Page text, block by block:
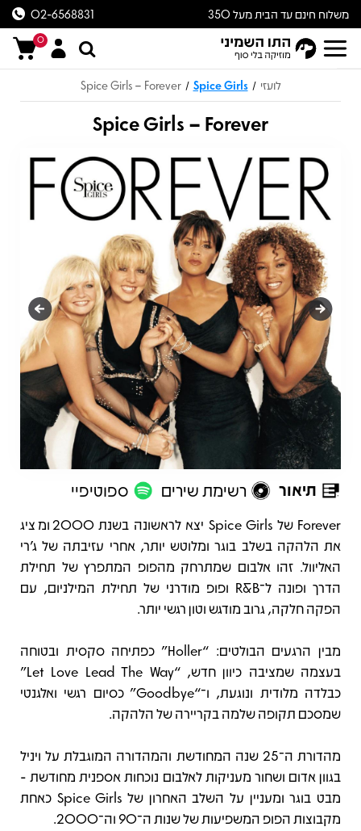
משלוח חינם עד הבית מעל 350
ש״ח
02-6568831
0
לועזי /
Spice Girls
/
Spice Girls – Forever
Spice Girls – Forever
תיאור רשימת שירים ספוטיפיי
תיאור
Forever של Spice Girls יצא לראשונה בשנת 2000 ומציג
את הלהקה בשלב בוגר ומלוטש יותר, אחרי עזיבתה של ג’רי
האליוול. זהו אלבום שמתרחק מהפופ המתפרץ של תחילת
הדרך ופונה ל־R&B ופופ מודרני של תחילת המילניום, עם
הפקה חלקה, גרוב מודגש וטון רגשי יותר.
מבין הרגעים הבולטים: “Holler” כפתיחה סקסית ובטוחה
בעצמה שמציבה כיוון חדש, “Let Love Lead The Way”
כבלדה מלודית ונוגעת, ו־“Goodbye” כסיום רגשי ואלגנטי
שמסכם תקופה שלמה בקריירה של הלהקה.
מהדורת ה־25 שנה המחודשת והמהדורה המוגבלת על ויניל
בגוון אדום ושחור מעניקות לאלבום נוכחות אספנית מחודשת -
מבט בוגר ומעניין על השלב האחרון של Spice Girls כאחת
מקבוצות הפופ המשפיעות של שנות ה־90 וה־2000.